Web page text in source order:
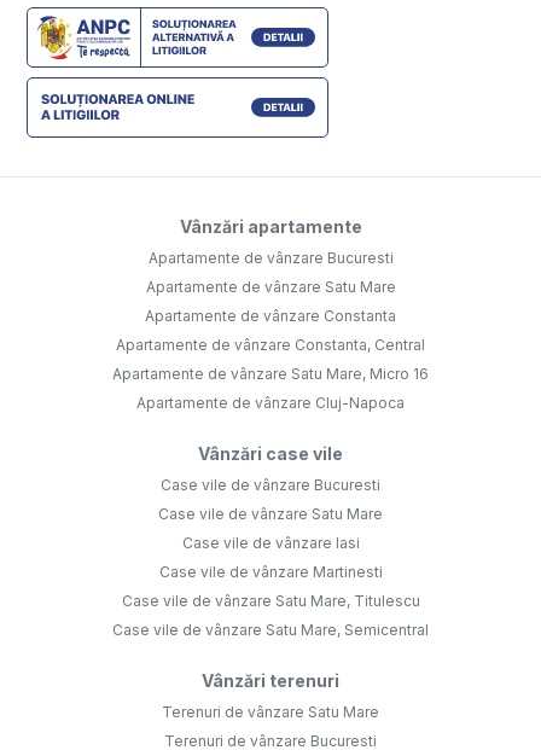
Vânzări apartamente
Apartamente de vânzare Bucuresti
Apartamente de vânzare Satu Mare
Apartamente de vânzare Constanta
Apartamente de vânzare Constanta, Central
Apartamente de vânzare Satu Mare, Micro 16
Apartamente de vânzare Cluj-Napoca
Vânzări case vile
Case vile de vânzare Bucuresti
Case vile de vânzare Satu Mare
Case vile de vânzare Iasi
Case vile de vânzare Martinesti
Case vile de vânzare Satu Mare, Titulescu
Case vile de vânzare Satu Mare, Semicentral
Vânzări terenuri
Terenuri de vânzare Satu Mare
Terenuri de vânzare Bucuresti